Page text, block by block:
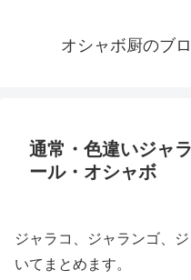
オシャボ厨のブ
通常・色違いジャ
ール・オシャボ
ジャラコ、ジャランゴ、
いてまとめます。